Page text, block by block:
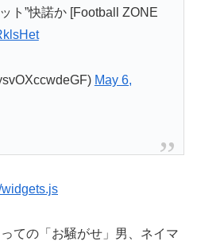
ト”快諾か [Football ZONE
May 6,
widgets.js
ての「お騒がせ」男、ネイマ